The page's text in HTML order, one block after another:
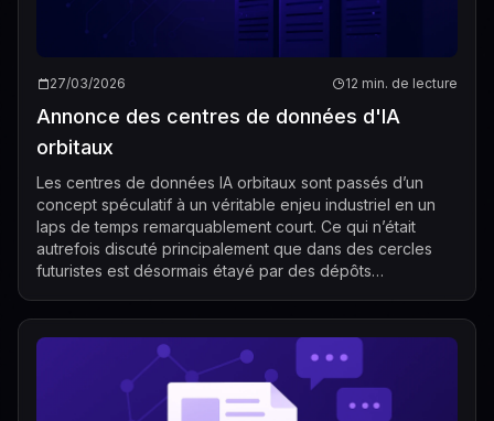
27/03/2026 12 min. de lecture
Annonce des centres de données d'IA
orbitaux
Les centres de données IA orbitaux sont passés d’un
concept spéculatif à un véritable enjeu industriel en un
laps de temps remarquablement court. Ce qui n’était
autrefois discuté principalement que dans des cercles
futuristes est désormais étayé par des dépôts